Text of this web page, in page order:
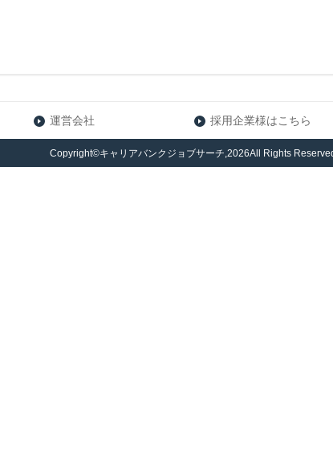
運営会社 採用企業様はこちら
Copyright©キャリアバンクジョブサーチ,2026All Rights